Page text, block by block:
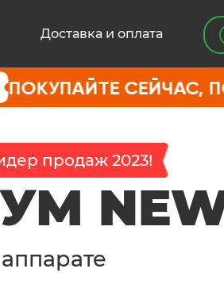
Доставка и оплата
СЕЙЧАС, ПОКА
продаж 2023!
аппарате